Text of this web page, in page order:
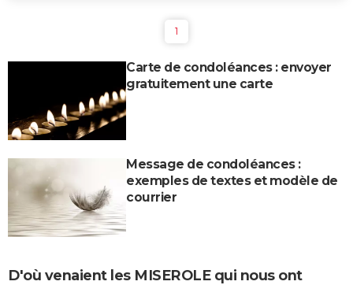
1
Carte de condoléances : envoyer
gratuitement une carte
Message de condoléances :
exemples de textes et modèle de
courrier
D'où venaient les MISEROLE qui nous ont